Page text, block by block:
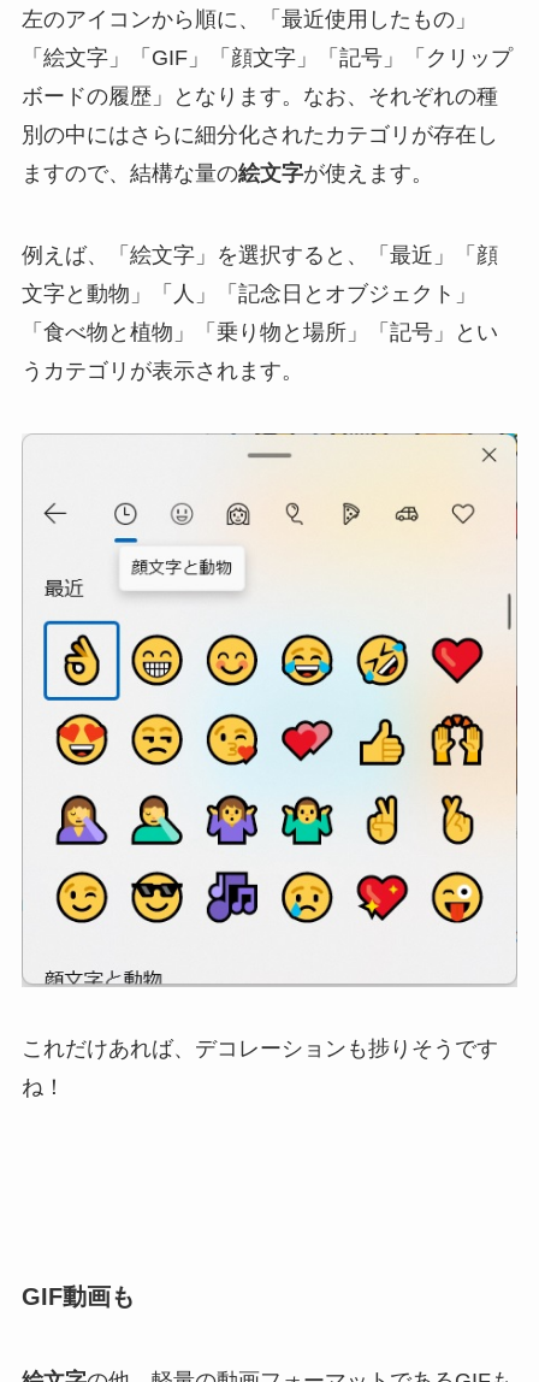
左のアイコンから順に、「最近使用したもの」
「絵文字」「GIF」「顔文字」「記号」「クリップ
ボードの履歴」となります。なお、それぞれの種
別の中にはさらに細分化されたカテゴリが存在し
ますので、結構な量の絵文字が使えます。
例えば、「絵文字」を選択すると、「最近」「顔
文字と動物」「人」「記念日とオブジェクト」
「食べ物と植物」「乗り物と場所」「記号」とい
うカテゴリが表示されます。
これだけあれば、デコレーションも捗りそうです
ね！
GIF動画も